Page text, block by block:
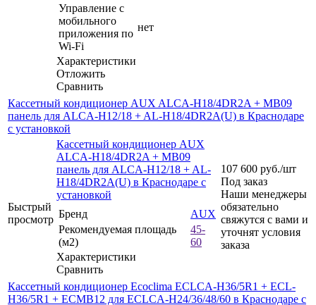
Управление c
мобильного
приложения по
Wi-Fi
нет
Характеристики
Отложить
Сравнить
Кассетный кондиционер AUX ALCA-H18/4DR2A + MB09
панель для ALCA-H12/18 + AL-H18/4DR2A(U) в Краснодаре
с установкой
Быстрый
просмотр
Кассетный кондиционер AUX
ALCA-H18/4DR2A + MB09
панель для ALCA-H12/18 + AL-
H18/4DR2A(U) в Краснодаре с
установкой
Бренд
AUX
Рекомендуемая площадь
(м2)
45-
60
Характеристики
Сравнить
107 600 руб./шт
Под заказ
Наши менеджеры
обязательно
свяжутся с вами и
уточнят условия
заказа
Кассетный кондиционер Ecoclima ECLCA-H36/5R1 + ECL-
H36/5R1 + ECMB12 для ECLCA-H24/36/48/60 в Краснодаре с